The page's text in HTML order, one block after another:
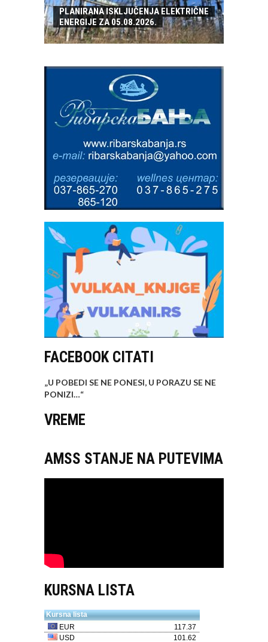
PLANIRANA ISKLJUČENJA ELEKTRIČNE
ENERGIJE ZA 05.08.2026.
FACEBOOK CITATI
„U POBEDI SE NE PONESI, U PORAZU SE NE
PONIZI…“
VREME
AMSS STANJE NA PUTEVIMA
KURSNA LISTA